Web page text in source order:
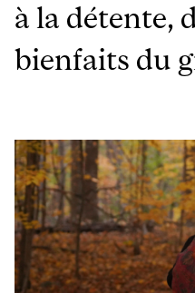
à la détente,
bienfaits du